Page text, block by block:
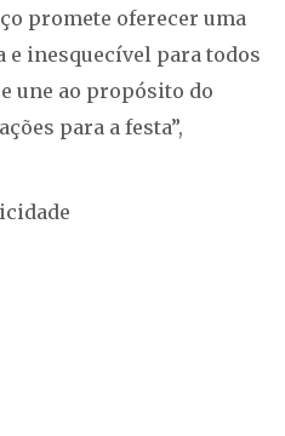
promete oferecer uma
inesquecível para todos
une ao propósito do
para a festa”,